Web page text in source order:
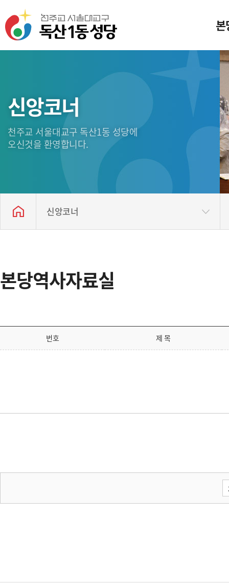
본
본
성
독
찾
신앙코너
천주교 서울대교구 독산1동 성당에
오신것을 환영합니다.
신앙코너
본당역사자료실
번호 제 목